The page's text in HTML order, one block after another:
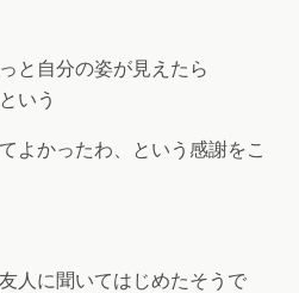
と自分の姿が見えたら
いう
よかったわ、という感謝をこ
人に聞いてはじめたそうで